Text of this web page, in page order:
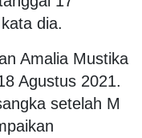
dia.
Amalia Mustika
Agustus 2021.
setelah M